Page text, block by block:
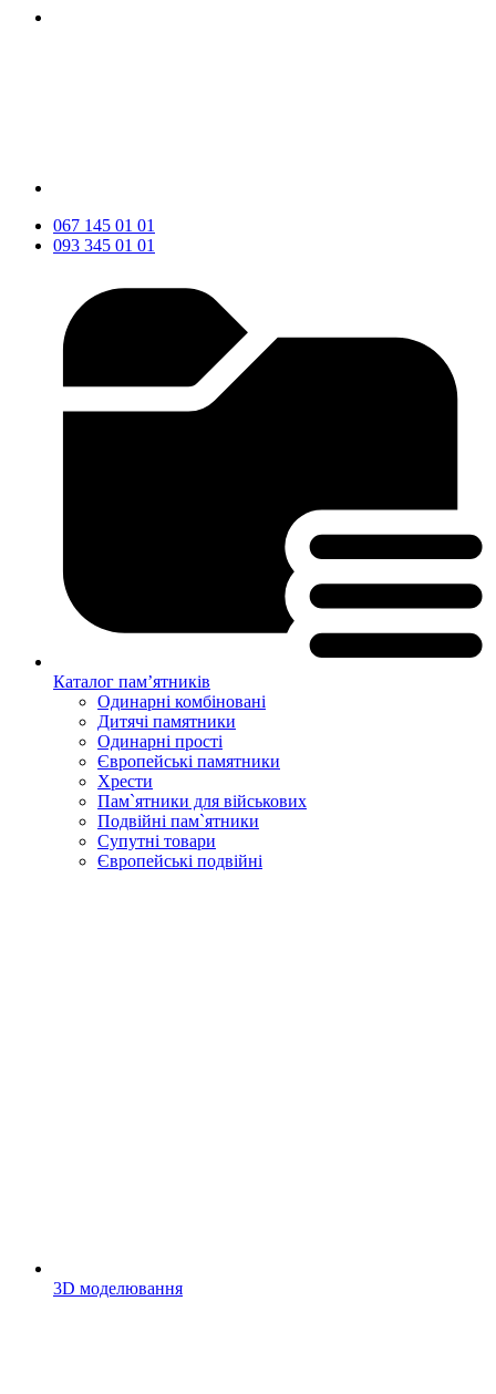
067 145 01 01
093 345 01 01
Каталог пам’ятників
Одинарні комбіновані
Дитячі памятники
Одинарні прості
Європейські памятники
Хрести
Пам`ятники для військових
Подвійні пам`ятники
Супутні товари
Європейські подвійні
3D моделювання